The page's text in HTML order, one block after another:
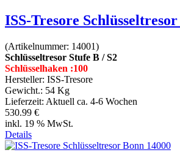
ISS-Tresore
(Artikelnummer: 14001)
Schlüsseltresor Stufe B / S2
Schlüsselhaken :100
Hersteller: ISS-Tresore
Gewicht.: 54 Kg
Lieferzeit: Aktuell ca. 4-6 Wochen
530.99 €
inkl. 19 % MwSt.
Details